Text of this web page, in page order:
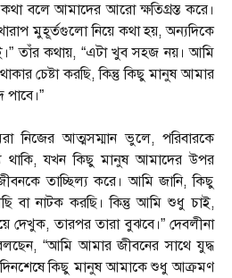
বলে আমাদের আরো ক্ষতিগ্রস্ত করে।
মুহূর্তগুলো নিয়ে কথা হয়, অন্যদিকে
তাঁর কথায়, “এটা খুব সহজ নয়। আমি
চেষ্টা করছি, কিন্তু কিছু মানুষ আমার
নিজের আত্মসম্মান ভুলে, পরিবারকে
থাকি, যখন কিছু মানুষ আমাদের উপর
তাচ্ছিল্য করে। আমি জানি, কিছু
বা নাটক করছি। কিন্তু আমি শুধু চাই,
দেখুক, তারপর তারা বুঝবে।” দেবলীনা
বলছেন, “আমি আমার জীবনের সাথে যুদ্ধ
দিনশেষে কিছু মানুষ আমাকে শুধু আক্রমণ